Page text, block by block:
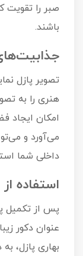
صبر را تقویت
باشند.
تصویر پازل
هنری را به
امکان ایجاد
می‌آورد و
داخلی شما
استفاده
پس از تکمیل
عنوان دکور
بهاری پازل،